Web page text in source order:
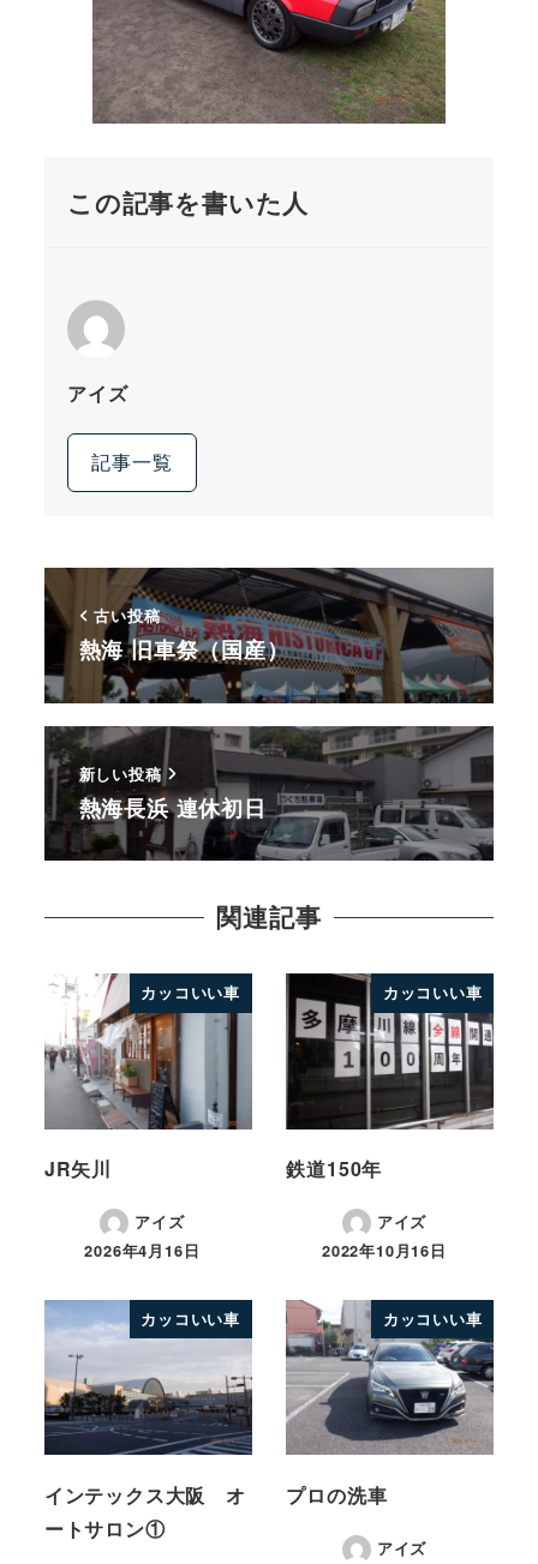
この記事を書いた人
アイズ
記事一覧
古い投稿
熱海 旧車祭（国産）
新しい投稿
熱海長浜 連休初日
関連記事
カッコいい車
JR矢川
アイズ
2026年4月16日
カッコいい車
鉄道150年
アイズ
2022年10月16日
カッコいい車
インテックス大阪 オ
ートサロン①
カッコいい車
プロの洗車
アイズ